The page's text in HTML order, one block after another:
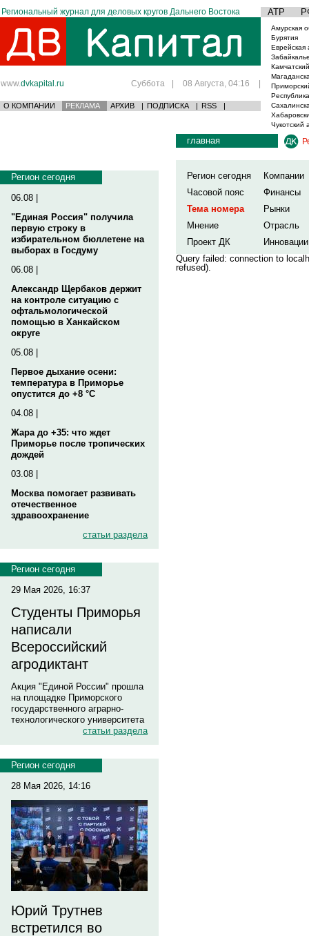
Региональный журнал для деловых кругов Дальнего Востока АТР
www.dvkapital.ru Суббота | 08 Августа, 04:16 |
О КОМПАНИИ РЕКЛАМА АРХИВ | ПОДПИСКА | RSS |
Амурская
Бурятия
Еврейская
Чукотский
Регион сегодня
06.08 |
"Единая Россия" получила
первую строку в
избирательном бюллетене на
выборах в Госдуму
06.08 |
Александр Щербаков держит
на контроле ситуацию с
офтальмологической
помощью в Ханкайском
округе
05.08 |
Первое дыхание осени:
температура в Приморье
опустится до +8 °C
04.08 |
Жара до +35: что ждет
Приморье после тропических
дождей
03.08 |
Москва помогает развивать
отечественное
здравоохранение
статьи раздела
Регион сегодня
29 Мая 2026, 16:37
Студенты Приморья
написали
Всероссийский
агродиктант
Акция "Единой России" прошла
на площадке Приморского
государственного аграрно-
технологического университета
статьи раздела
Регион сегодня
28 Мая 2026, 14:16
Юрий Трутнев
встретился во
главная
Регион сегодня
Компании
Часовой пояс
Финансы
Тема номера
Рынки
Мнение
Отрасль
Проект ДК
Инновации
Query failed: connection to
refused).